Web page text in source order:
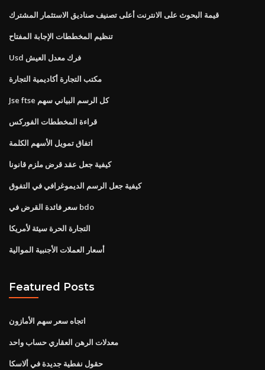
قيمة البحوث على الانترنت أعلى تصنيف صناديق الاستثمار المشترك
تنظيم المخططات الإجابة المفتاح
Usd فرك معدل العيش
مكتب التجارة أكاديمية التجارة
Jse ftse كل الرسم البياني سهم
قراءة المخططات الفوركس
اتفاق تمويل الأسهم الكلمة
كيفية جعل عقد قرض ملزم قانونا
كيفية جعل الرسم الديموغرافي في التفوق
سعر فائدة القرض في bdo
التجارة الحرة سيئة لأمريكا
أسعار العملات الأجنبية الموالية
Featured Posts
اتجاه سعر سهم الأمازون
معدلات الرهن العقاري حساب واحد
حقول نفطية جديدة في ألاسكا